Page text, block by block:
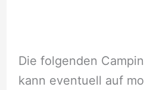
Die folgenden
kann eventuell auf